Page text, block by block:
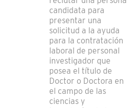
candidata para
presentar una
solicitud a la ayuda
para la contratación
laboral de personal
investigador que
posea el título de
Doctor o Doctora en
el campo de las
ciencias y